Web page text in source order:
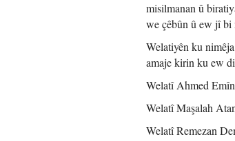
misilmanan û
we çêbûn û ew jî bi
Welatiyên ku
amaje kirin ku ew
Welatî Ahmed
Welatî Maşalah
Welatî Remezan